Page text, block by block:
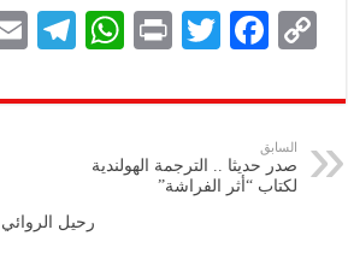
C
p
y
Li
F
eb
k
T
tt
P
nt
W
at
p
gr
السابق
صدر حديثا .. الترجمة الهولندية
لكتاب “أثر الفراشة”
رحيل